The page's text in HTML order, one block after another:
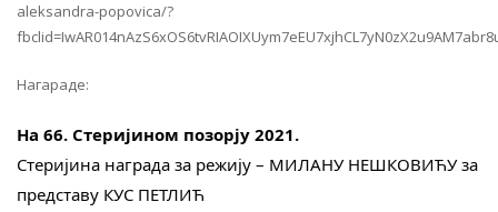
aleksandra-popovica/?
Нагараде:
На 66. Стеријином позорју 2021.
Стеријина награда за режију – МИЛАНУ НЕШКОВИЋУ за
представу КУС ПЕТЛИЋ